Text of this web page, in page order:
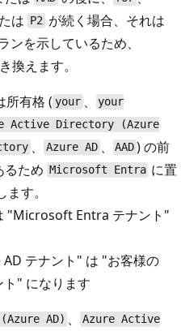
は P2が続く場合、それは
ンを示しているため、
換えます。
所有格 ( your、
your
Active Directory (Azure
、 Azure AD 、 AAD) の前
るため Microsoft Entra に置
す。
"Microsoft Entra テナント"
テナント" は "お客様の
" になります
AD) 、
Azure Active